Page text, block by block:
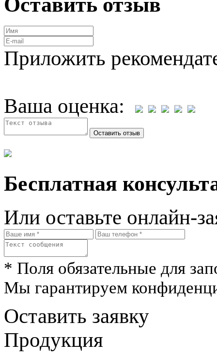
Приложить
Ваша оценка:
Бесплатная
Или оставьте онлайн-
* Поля обязательные для
Мы гарантируем
Оставить заявку
Продукция